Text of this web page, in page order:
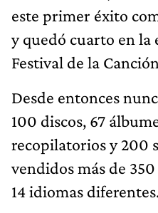
este primer éxito
y quedó cuarto en la
Festival de la
Desde entonces
100 discos, 67
recopilatorios y 200
vendidos más de
14 idiomas